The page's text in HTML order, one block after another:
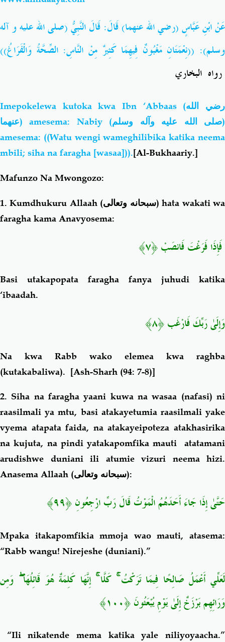
عَنْ ابْنِ عَبَّاسٍ (رضي الله عنهما) قَالَ: قَالَ النَّبِيُّ (صلى الله عليه و آله
وسلم): ((نِعْمَتَانِ مَغْبُونٌ فِيهِمَا كَثِيرٌ مِنْ النَّاسِ: الصِّحَّةُ وَالْفَرَاغُ))
رواه البخاري
Imepokelewa kutoka kwa Ibn ‘Abbaas (رضي الله
عنهما) amesema: Nabiy (صلى الله عليه وآله وسلم)
amesema: ((Watu wengi wameghilibika katika neema
mbili; siha na faragha [wasaa])).[Al-Bukhaariy.]
Mafunzo Na Mwongozo:
1. Kumdhukuru Allaah (سبحانه وتعالى) hata wakati wa
faragha kama Anavyosema:
فَإِذَا فَرَغْتَ فَانصَبْ ﴿٧﴾
Basi utakapopata faragha fanya juhudi katika
‘ibaadah.
وَإِلَىٰ رَبِّكَ فَارْغَب ﴿٨﴾
Na kwa Rabb wako elemea kwa raghba
(kutakabaliwa). [Ash-Sharh (94: 7-8)]
2. Siha na faragha yaani kuwa na wasaa (nafasi) ni
raasilmali ya mtu, basi atakayetumia raasilmali yake
vyema atapata faida, na atakayeipoteza atakhasirika
na kujuta, na pindi yatakapomfika mauti atatamani
arudishwe duniani ili atumie vizuri neema hizi.
Anasema Allaah (سبحانه وتعالى):
حَتَّىٰ إِذَا جَاءَ أَحَدَهُمُ الْمَوْتُ قَالَ رَبِّ ارْجِعُونِ ﴿٩٩﴾
Mpaka itakapomfikia mmoja wao mauti, atasema:
“Rabb wangu! Nirejeshe (duniani).”
لَعَلِّي أَعْمَلُ صَالِحًا فِيمَا تَرَكْتُ ۚ كَلَّا ۚ إِنَّهَا كَلِمَةٌ هُوَ قَائِلُهَا ۖ وَمِن
وَرَائِهِم بَرْزَخٌ إِلَىٰ يَوْمِ يُبْعَثُونَ ﴿١٠٠﴾
“Ili nikatende mema katika yale niliyoyaacha.”